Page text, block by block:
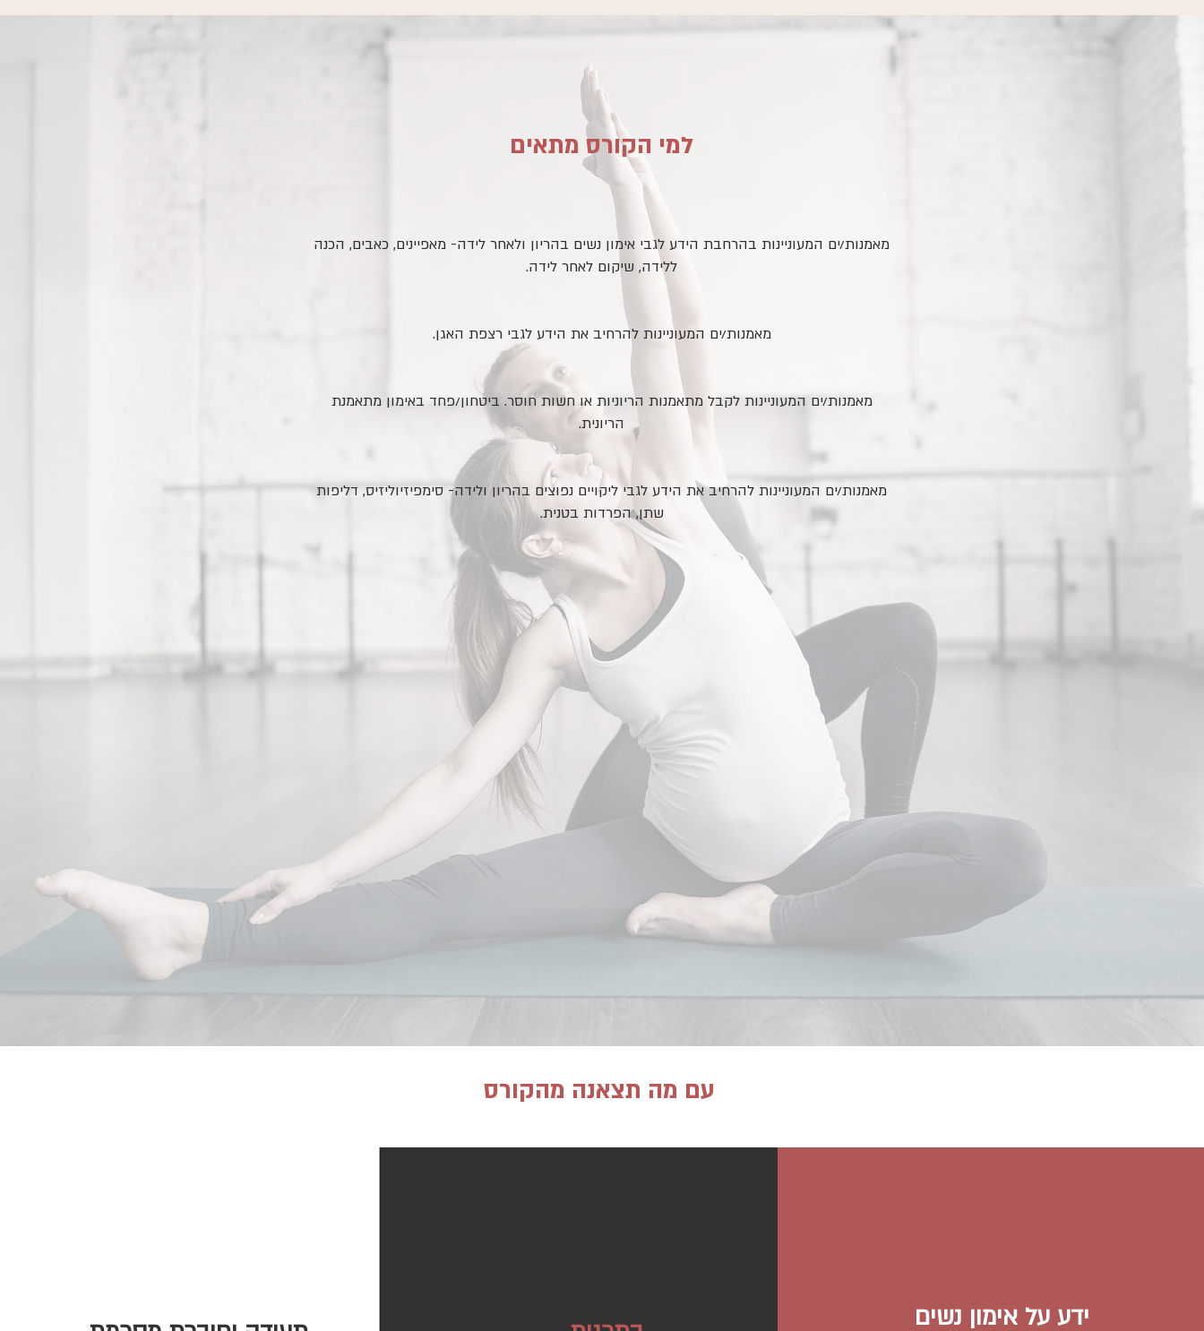
למי הקורס מתאים
מאמנות/ים המעוניינות בהרחבת הידע לגבי אימון נשים בהריון ולאחר לידה- מאפיינים, כאבים, הכנה
ללידה, שיקום לאחר לידה.
מאמנות/ים המעוניינות להרחיב את הידע לגבי רצפת האגן.
מאמנות/ים המעוניינות לקבל מתאמנות הריוניות או חשות חוסר. ביטחון/פחד באימון מתאמנת
הריונית.
מאמנות/ים המעוניינות להרחיב את הידע לגבי ליקויים נפוצים בהריון ולידה- סימפיזיוליזיס, דליפות
שתן, הפרדות בטנית.
עם מה תצאנה מהקורס
ידע על אימון נשים